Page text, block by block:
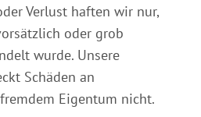
Verlust haften wir nur,
oder grob
wurde. Unsere
Schäden an
Eigentum nicht.